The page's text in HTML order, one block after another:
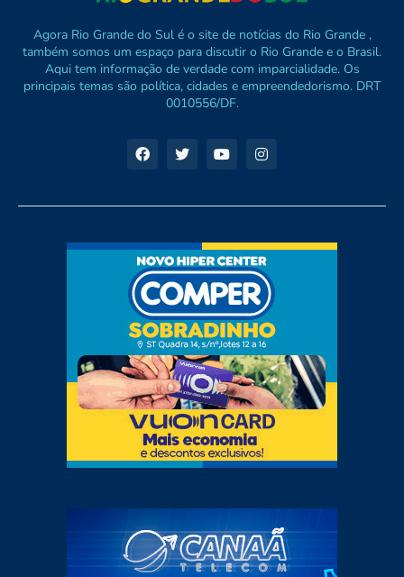
Agora Rio Grande do Sul é o site de notícias do Rio Grande ,
também somos um espaço para discutir o Rio Grande e o Brasil.
Aqui tem informação de verdade com imparcialidade. Os
principais temas são política, cidades e empreendedorismo. DRT
0010556/DF.